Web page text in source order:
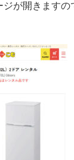
が開きますの